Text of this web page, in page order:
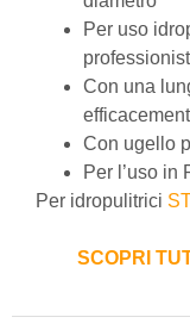
Per uso
Con una
Con ugello
Per l’uso in
Per idropulitrici
SCOPRI